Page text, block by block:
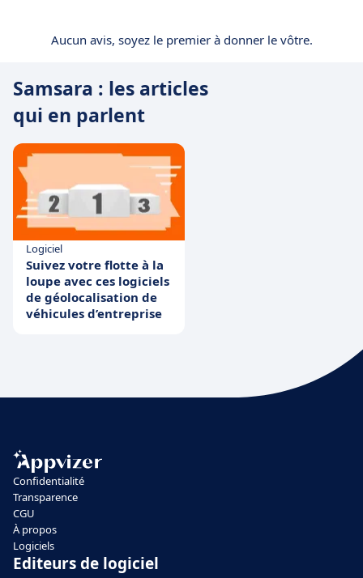
Aucun avis, soyez le premier à donner le vôtre.
Samsara : les articles
qui en parlent
Logiciel
Suivez votre flotte à la
loupe avec ces logiciels
de géolocalisation de
véhicules d’entreprise
Confidentialité
Transparence
CGU
À propos
Logiciels
Editeurs de logiciel